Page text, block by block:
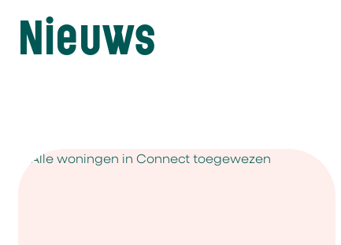
Nieuws